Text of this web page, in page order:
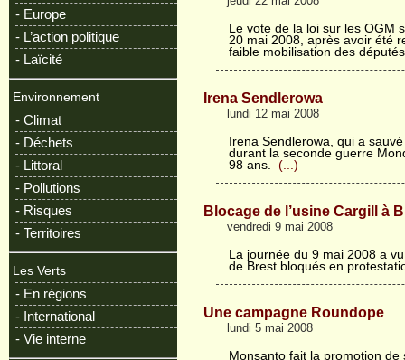
- Europe
- L’action politique
- Laïcité
Environnement
- Climat
- Déchets
- Littoral
- Pollutions
- Risques
- Territoires
Les Verts
- En régions
- International
- Vie interne
Le vote de la loi sur les OGM
20 mai 2008, après avoir été
faible mobilisation des
Irena Sendlerowa
lundi 12 mai 2008
Irena Sendlerowa, qui a
durant la seconde guerre
98 ans.
(...)
Blocage de l’usine Cargill à
vendredi 9 mai 2008
La journée du 9 mai 2008 a
de Brest bloqués en
Une campagne Roundope
lundi 5 mai 2008
Monsanto fait la promotion de